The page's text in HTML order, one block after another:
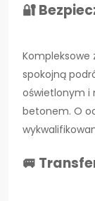
🔐
Kompleksowe
spokojną
oświetlonym i
betonem. O
🚐